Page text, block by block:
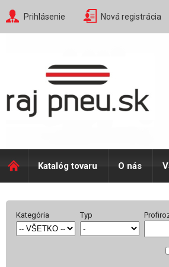
Prihlásenie Nová registrácia
Katalóg tovaru O nás
Kategória Typ